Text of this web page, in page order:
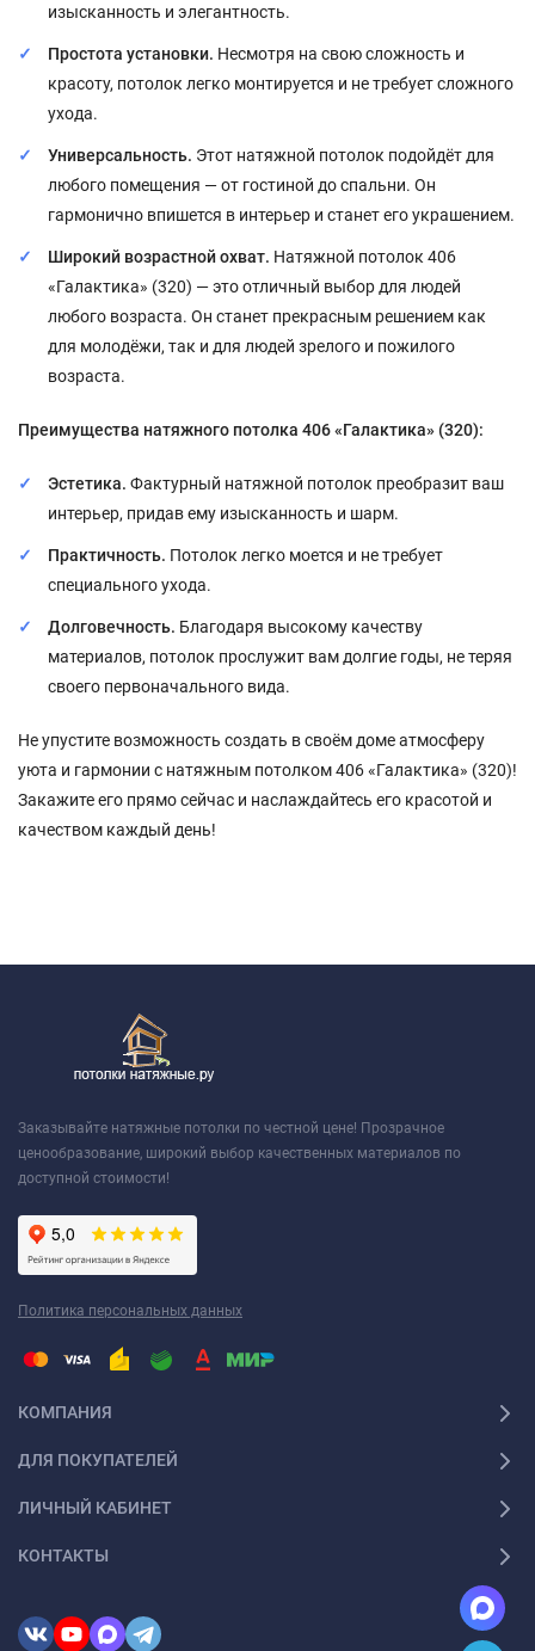
изысканность и элегантность.
Простота установки. Несмотря на свою сложность и
красоту, потолок легко монтируется и не требует сложного
ухода.
Универсальность. Этот натяжной потолок подойдёт для
любого помещения — от гостиной до спальни. Он
гармонично впишется в интерьер и станет его украшением.
Широкий возрастной охват. Натяжной потолок 406
«Галактика» (320) — это отличный выбор для людей
любого возраста. Он станет прекрасным решением как
для молодёжи, так и для людей зрелого и пожилого
возраста.
Преимущества натяжного потолка 406 «Галактика» (320):
Эстетика. Фактурный натяжной потолок преобразит ваш
интерьер, придав ему изысканность и шарм.
Практичность. Потолок легко моется и не требует
специального ухода.
Долговечность. Благодаря высокому качеству
материалов, потолок прослужит вам долгие годы, не теряя
своего первоначального вида.
Не упустите возможность создать в своём доме атмосферу
уюта и гармонии с натяжным потолком 406 «Галактика» (320)!
Закажите его прямо сейчас и наслаждайтесь его красотой и
качеством каждый день!
Заказывайте натяжные потолки по честной цене! Прозрачное
ценообразование, широкий выбор качественных материалов по
доступной стоимости!
Политика персональных данных
КОМПАНИЯ
ДЛЯ ПОКУПАТЕЛЕЙ
ЛИЧНЫЙ КАБИНЕТ
КОНТАКТЫ